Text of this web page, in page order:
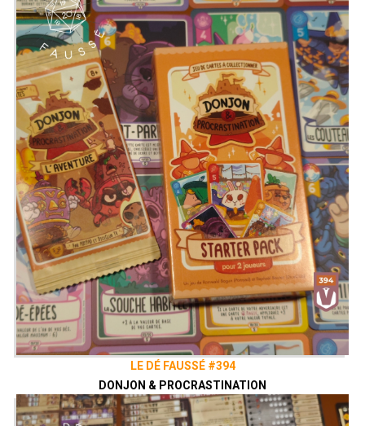
LE DÉ FAUSSÉ #394
DONJON & PROCRASTINATION